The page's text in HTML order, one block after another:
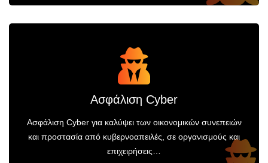
Ασφάλιση Cyber
Ασφάλιση Cyber για καλύψει των οικονομικών συνεπειών
και προστασία από κυβερνοαπειλές, σε οργανισμούς και
επιχειρήσεις…